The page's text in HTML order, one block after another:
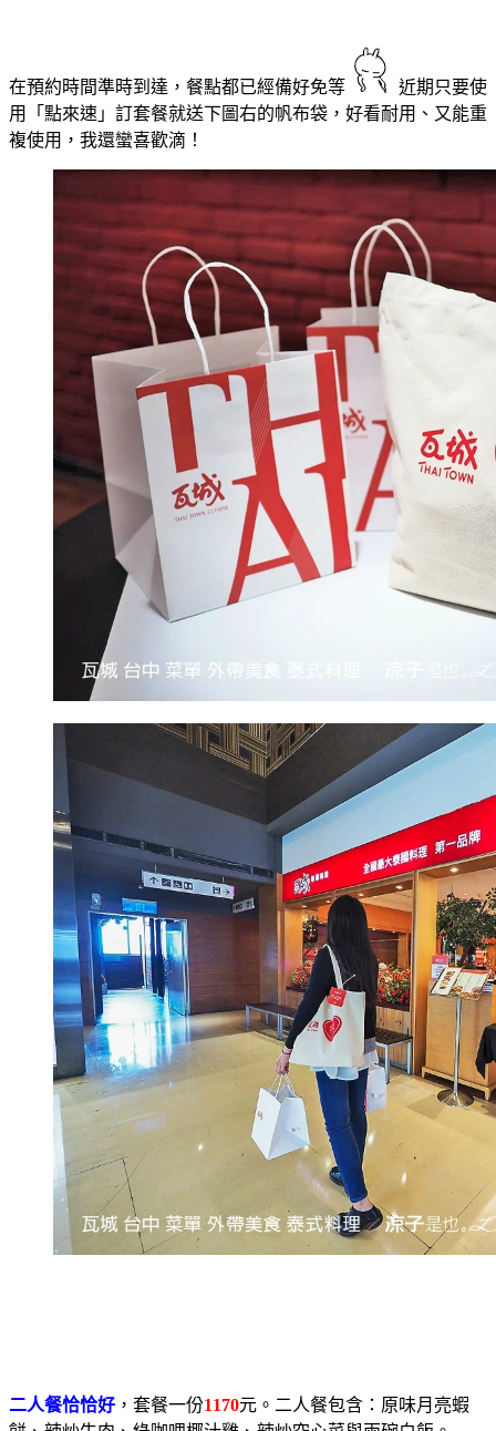
在預約時間準時到達，餐點都已經備好免等
近期只要使
用「點來速」訂套餐就送下圖右的帆布袋，好看耐用、又能重
複使用，我還蠻喜歡滴！
二人餐恰恰好 ，套餐一份1170元。二人餐包含：原味月亮蝦